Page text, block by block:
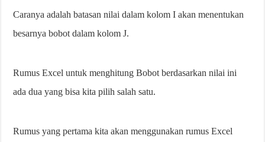
Caranya adalah batasan nilai dalam kolom I akan menentukan
besarnya bobot dalam kolom J.
Rumus Excel untuk menghitung Bobot berdasarkan nilai ini
ada dua yang bisa kita pilih salah satu.
Rumus yang pertama kita akan menggunakan rumus Excel